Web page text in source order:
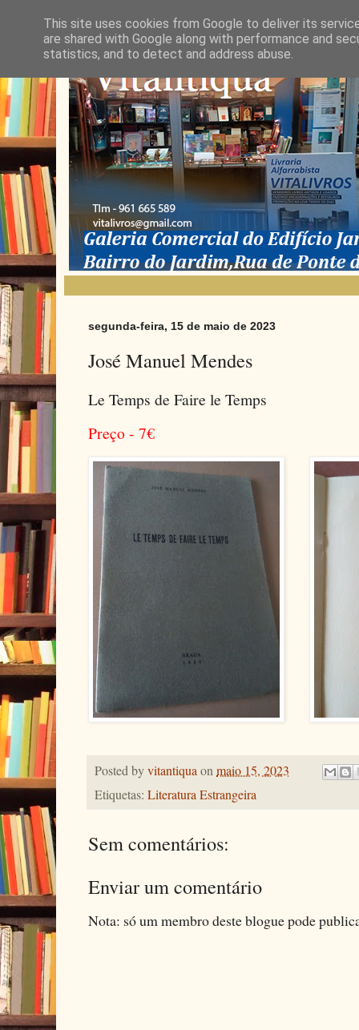
segunda-feira, 15 de maio de 2023
José Manuel Mendes
Le Temps de Faire le Temps
Preço - 7€
Posted byvitantiquaonmaio 15, 2023
Etiquetas: Literatura Estrangeira
Sem comentários:
Enviar um comentário
Nota: só um membro deste blogue pode
This site uses cookies from Google to deliver its
are shared with Google along with performance and
statistics, and to detect and address abuse.